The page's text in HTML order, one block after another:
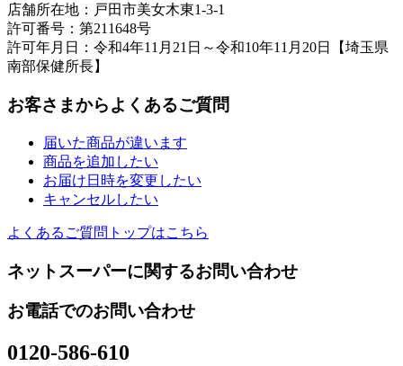
店舗所在地：戸田市美女木東1-3-1
許可番号：第211648号
許可年月日：令和4年11月21日～令和10年11月20日【埼玉県
南部保健所長】
お客さまからよくあるご質問
届いた商品が違います
商品を追加したい
お届け日時を変更したい
キャンセルしたい
よくあるご質問トップはこちら
ネットスーパーに関するお問い合わせ
お電話でのお問い合わせ
0120-586-610